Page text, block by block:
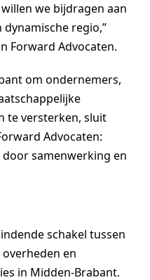
we bijdragen aan
regio,”
Forward Advocaten.
om ondernemers,
te versterken, sluit
Advocaten:
samenwerking en
schakel tussen
en
in Midden-Brabant.